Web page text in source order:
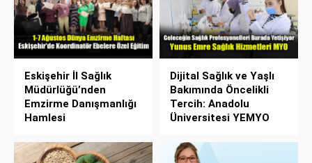
Eskişehir İl Sağlık
Müdürlüğü’nden
Emzirme Danışmanlığı
Hamlesi
Dijital Sağlık ve Yaşlı
Bakımında Öncelikli
Tercih: Anadolu
Üniversitesi YEMYO